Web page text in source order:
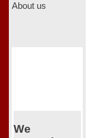
About us
We